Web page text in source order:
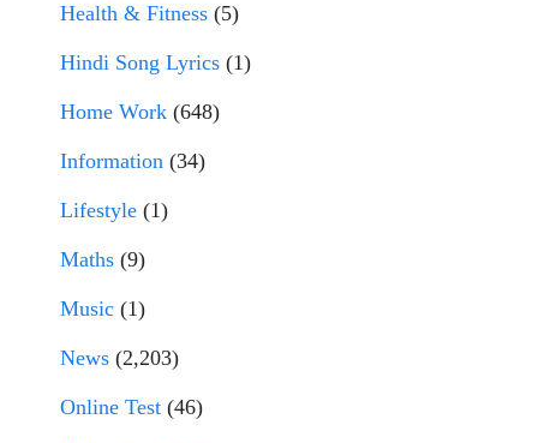
Health & Fitness (5)
Hindi Song Lyrics (1)
Home Work (648)
Information (34)
Lifestyle (1)
Maths (9)
Music (1)
News (2,203)
Online Test (46)